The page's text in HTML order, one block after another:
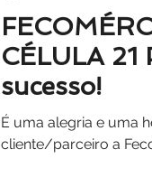
CÉLULA 21
sucesso!
É uma alegria e uma
cliente/parceiro a